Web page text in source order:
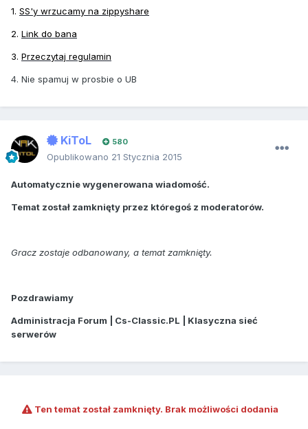
1. SS'y wrzucamy na zippyshare
2. Link do bana
3. Przeczytaj regulamin
4. Nie spamuj w prosbie o UB
KiToL 580
Opublikowano 21 Stycznia 2015
Automatycznie wygenerowana wiadomość.
Temat został zamknięty przez któregoś z moderatorów.
Gracz zostaje odbanowany, a temat zamknięty.
Pozdrawiamy
Administracja Forum | Cs-Classic.PL | Klasyczna sieć
serwerów
Ten temat został zamknięty. Brak możliwości dodania